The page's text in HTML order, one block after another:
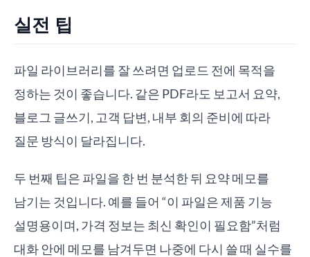
실전 팁
파일 라이브러리를 잘 쓰려면 업로드 전에 목적을
정하는 것이 좋습니다. 같은 PDF라도 보고서 요약,
블로그 글쓰기, 고객 답변, 내부 회의 준비에 따라
질문 방식이 달라집니다.
두 번째 팁은 파일을 한 번 분석한 뒤 요약 메모를
남기는 것입니다. 예를 들어 “이 파일은 제품 기능
설명용이며, 가격 정보는 최신 확인이 필요함”처럼
대화 안에 메모를 남겨두면 나중에 다시 쓸 때 실수를